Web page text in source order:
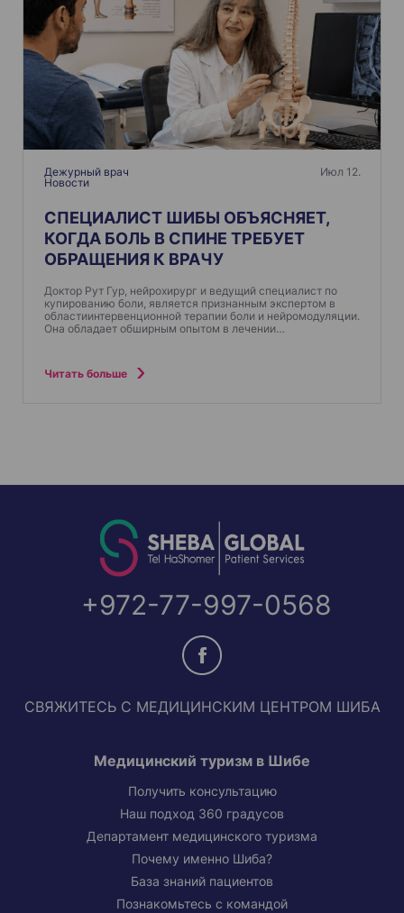
Дежурный врач
Новости
Июл 12.
СПЕЦИАЛИСТ ШИБЫ ОБЪЯСНЯЕТ,
КОГДА БОЛЬ В СПИНЕ ТРЕБУЕТ
ОБРАЩЕНИЯ К ВРАЧУ
Доктор Рут Гур, нейрохирург и ведущий специалист по
купированию боли, является признанным экспертом в
областиинтервенционной терапии боли и нейромодуляции.
Она обладает обширным опытом в лечении…
Читать больше
+972-77-997-0568
СВЯЖИТЕСЬ С МЕДИЦИНСКИМ ЦЕНТРОМ ШИБА
Медицинский туризм в Шибе
Получить консультацию
Наш подход 360 градусов
Департамент медицинского туризма
Почему именно Шиба?
База знаний пациентов
Познакомьтесь с командой